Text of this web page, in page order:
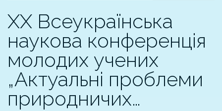
XХ Всеукраїнська
наукова конференція
молодих учених
„Актуальні проблеми
природничих…